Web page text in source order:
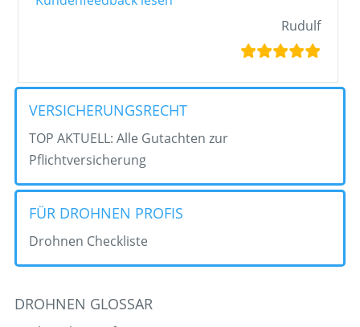
Rudulf
VERSICHERUNGSRECHT
TOP AKTUELL: Alle Gutachten zur
Pflichtversicherung
FÜR DROHNEN PROFIS
Drohnen Checkliste
DROHNEN GLOSSAR